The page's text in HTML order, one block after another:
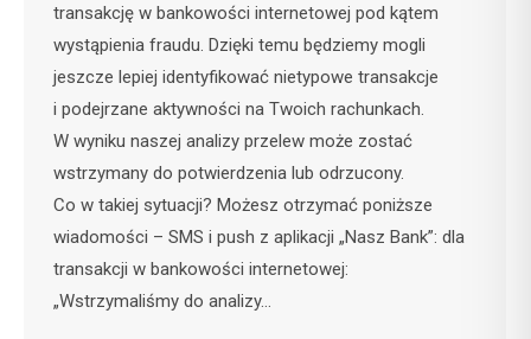
transakcję w bankowości internetowej pod kątem
wystąpienia fraudu. Dzięki temu będziemy mogli
jeszcze lepiej identyfikować nietypowe transakcje
i podejrzane aktywności na Twoich rachunkach.
W wyniku naszej analizy przelew może zostać
wstrzymany do potwierdzenia lub odrzucony.
Co w takiej sytuacji? Możesz otrzymać poniższe
wiadomości – SMS i push z aplikacji „Nasz Bank”: dla
transakcji w bankowości internetowej:
„Wstrzymaliśmy do analizy…